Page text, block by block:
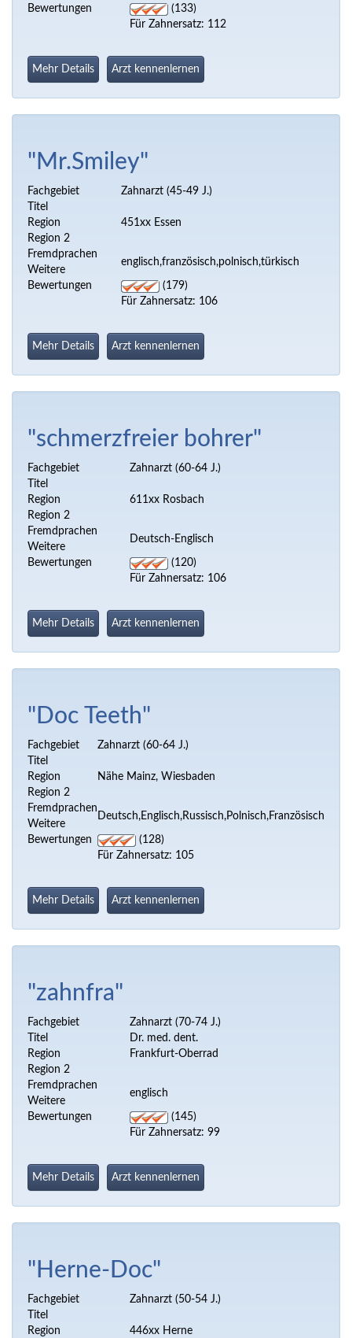
Bewertungen
(133)
Für Zahnersatz: 112
Mehr Details Arzt kennenlernen
"Mr.Smiley"
Fachgebiet
Zahnarzt (45-49 J.)
Titel
Region
451xx Essen
Region 2
Fremdprachen
englisch,französisch,polnisch,türkisch
Weitere
Bewertungen
(179)
Für Zahnersatz: 106
Mehr Details Arzt kennenlernen
"schmerzfreier bohrer"
Fachgebiet
Zahnarzt (60-64 J.)
Titel
Region
611xx Rosbach
Region 2
Fremdprachen
Deutsch-Englisch
Weitere
Bewertungen
(120)
Für Zahnersatz: 106
Mehr Details Arzt kennenlernen
"Doc Teeth"
Fachgebiet
Zahnarzt (60-64 J.)
Titel
Region
Nähe Mainz, Wiesbaden
Region 2
Fremdprachen
Deutsch,Englisch,Russisch,Polnisch,Französisch
Weitere
Bewertungen
(128)
Für Zahnersatz: 105
Mehr Details Arzt kennenlernen
"zahnfra"
Fachgebiet
Zahnarzt (70-74 J.)
Titel
Dr. med. dent.
Region
Frankfurt-Oberrad
Region 2
Fremdprachen
englisch
Weitere
Bewertungen
(145)
Für Zahnersatz: 99
Mehr Details Arzt kennenlernen
"Herne-Doc"
Fachgebiet
Zahnarzt (50-54 J.)
Titel
Region
446xx Herne